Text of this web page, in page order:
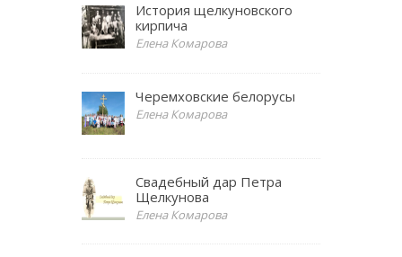
История щелкуновского
кирпича
Елена Комарова
Черемховские белорусы
Елена Комарова
Свадебный дар Петра
Щелкунова
Елена Комарова